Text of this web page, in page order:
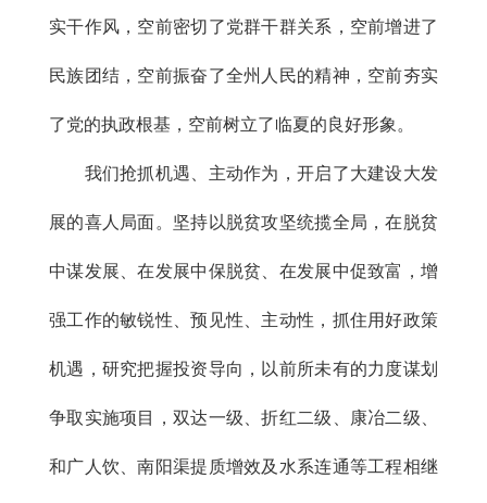
实干作风，空前密切了党群干群关系，空前增进了
民族团结，空前振奋了全州人民的精神，空前夯实
了党的执政根基，空前树立了临夏的良好形象。
我们抢抓机遇、主动作为，开启了大建设大发
展的喜人局面。坚持以脱贫攻坚统揽全局，在脱贫
中谋发展、在发展中保脱贫、在发展中促致富，增
强工作的敏锐性、预见性、主动性，抓住用好政策
机遇，研究把握投资导向，以前所未有的力度谋划
争取实施项目，双达一级、折红二级、康冶二级、
和广人饮、南阳渠提质增效及水系连通等工程相继